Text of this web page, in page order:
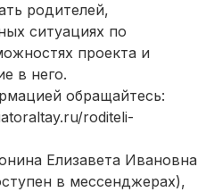
родителей,
ситуациях по
проекта и
в него.
обращайтесь:
roditeli-
Елизавета Ивановна
в мессенджерах),